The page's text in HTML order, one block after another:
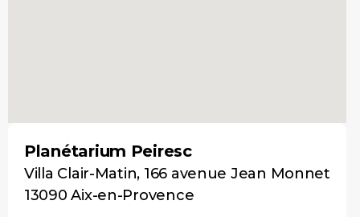
Planétarium Peiresc
Villa Clair-Matin, 166 avenue Jean Monnet
13090 Aix-en-Provence